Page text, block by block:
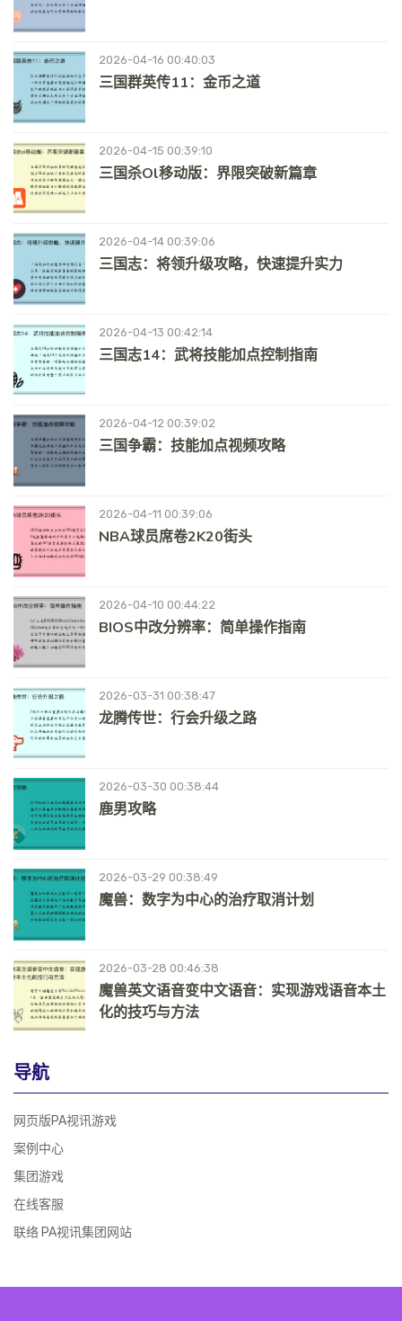
2026-04-16 00:40:03
三国群英传11：金币之道
2026-04-15 00:39:10
三国杀ol移动版：界限突破新篇章
2026-04-14 00:39:06
三国志：将领升级攻略，快速提升实力
2026-04-13 00:42:14
三国志14：武将技能加点控制指南
2026-04-12 00:39:02
三国争霸：技能加点视频攻略
2026-04-11 00:39:06
NBA球员席卷2K20街头
2026-04-10 00:44:22
BIOS中改分辨率：简单操作指南
2026-03-31 00:38:47
龙腾传世：行会升级之路
2026-03-30 00:38:44
鹿男攻略
2026-03-29 00:38:49
魔兽：数字为中心的治疗取消计划
2026-03-28 00:46:38
魔兽英文语音变中文语音：实现游戏语音本土
化的技巧与方法
导航
网页版PA视讯游戏
案例中心
集团游戏
在线客服
联络 PA视讯集团网站